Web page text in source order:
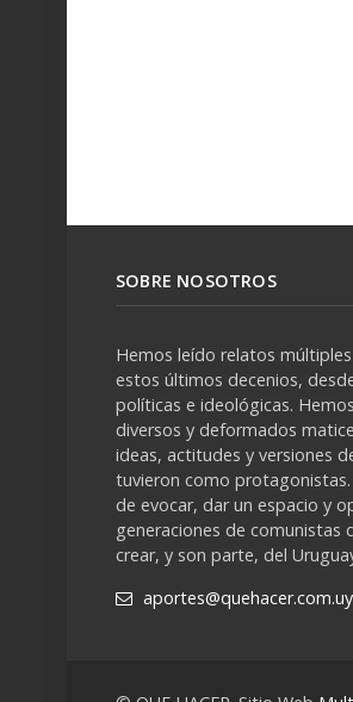
SOBRE NOSOTROS
Hemos leído relatos
estos últimos decenios,
políticas e ideológicas.
diversos y deformados
ideas, actitudes y versiones
tuvieron como protagonistas.
de evocar, dar un espacio y
generaciones de comunistas
crear, y son parte, del
aportes@quehacer.com.uy